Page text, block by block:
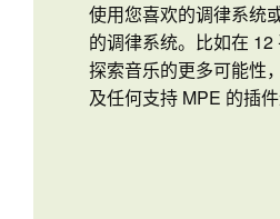
使用您喜欢的调律系统
的调律系统。比如在
探索音乐的更多可能性
及任何支持 MPE 的插件